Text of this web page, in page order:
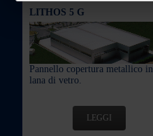
LITHOS 5 G
Pannello copertura metallico in
lana di vetro.
LEGGI